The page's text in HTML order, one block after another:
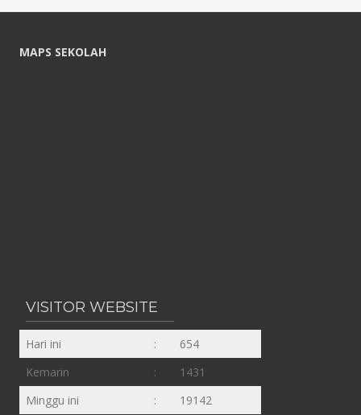
MAPS SEKOLAH
VISITOR WEBSITE
Hari ini :
654
Kemarin
:
1431
Minggu ini
: 19142